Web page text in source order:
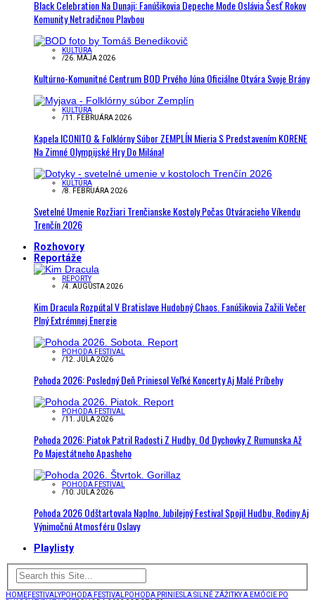
Black Celebration Na Dunaji: Fanúšikovia Depeche Mode Oslávia Šesť Rokov
Komunity Netradičnou Plavbou
KULTÚRA
/26. MÁJA 2026
Kultúrno-Komunitné Centrum BOD Prvého Júna Oficiálne Otvára Svoje Brány
KULTÚRA
/11. FEBRUÁRA 2026
Kapela ICONITO & Folklórny Súbor ZEMPLÍN Mieria S Predstavením KORENE
Na Zimné Olympijské Hry Do Milána!
KULTÚRA
/8. FEBRUÁRA 2026
Svetelné Umenie Rozžiari Trenčianske Kostoly Počas Otváracieho Víkendu
Trenčín 2026
Rozhovory
Reportáže
REPORTY
/4. AUGUSTA 2026
Kim Dracula Rozpútal V Bratislave Hudobný Chaos. Fanúšikovia Zažili Večer
Plný Extrémnej Energie
POHODA FESTIVAL
/12. JÚLA 2026
Pohoda 2026: Posledný Deň Priniesol Veľké Koncerty Aj Malé Príbehy
POHODA FESTIVAL
/11. JÚLA 2026
Pohoda 2026: Piatok Patril Radosti Z Hudby. Od Dychovky Z Rumunska Až
Po Majestátneho Apasheho
POHODA FESTIVAL
/10. JÚLA 2026
Pohoda 2026 Odštartovala Naplno. Jubilejný Festival Spojil Hudbu, Rodiny Aj
Výnimočnú Atmosféru Oslavy
Playlisty
HOMEFESTIVALYPOHODA FESTIVAL
POHODA PRINIESLA SILNÉ ZÁŽITKY A EMÓCIE PO